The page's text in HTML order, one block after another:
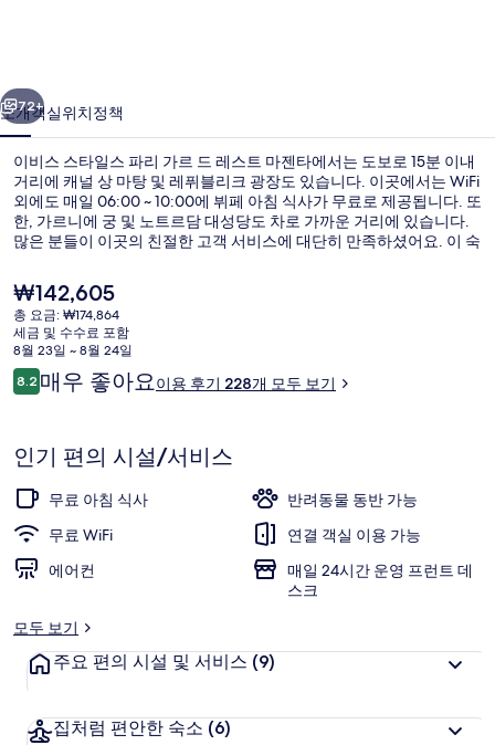
파
리
가
르
드
레
스
트
마
타
의
사
진
러
다음
72+
소개객실위치정책
이비스 스타일스 파리 가르 드 레스트 마젠타에서는 도보로 15분 이내
거리에 캐널 상 마탕 및 레퓌블리크 광장도 있습니다. 이곳에서는 WiFi
외에도 매일 06:00 ~ 10:00에 뷔페 아침 식사가 무료로 제공됩니다. 또
한, 가르니에 궁 및 노트르담 대성당도 차로 가까운 거리에 있습니다.
많은 분들이 이곳의 친절한 고객 서비스에 대단히 만족하셨어요. 이 숙
우 2분만 걸으면 갈 수 있고 Chateau-Landon 역도 5분 거리에 있어요.
현
재
가
격
은
₩142,605
₩142,605
총 요금: ₩174,864
세금 및 수수료 포함
8월 23일 ~ 8월 24일
이
용
기
8.210점 만점 중 8.2점.
매우 좋아요이용 후기 228개 모두 보기
인기 편의 시설/서비스
무료 아침 식사
반려동물 동반 가능
무료 WiFi
연결 객실 이용 가능
에어컨
매일 24시간 운영 프런트 데
스크
모두 보기
주요 편의 시설 및 서비스 (9)
집처럼 편안한 숙소 (6)